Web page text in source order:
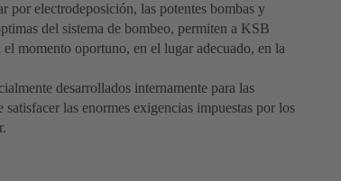
por electrodeposición, las potentes bombas y
del sistema de bombeo, permiten a KSB
momento oportuno, en el lugar adecuado, en la
desarrollados internamente para las
las enormes exigencias impuestas por los